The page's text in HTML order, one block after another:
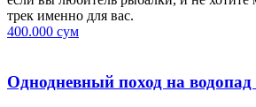
трек именно для вас.
400.000 сум
Однодневный поход на